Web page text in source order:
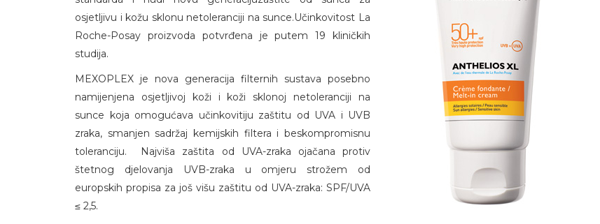
osjetljivu i kožu sklonu netoleranciji na sunce.Učinkovitost La
Roche-Posay proizvoda potvrđena je putem 19 kliničkih
studija.
MEXOPLEX je nova generacija filternih sustava posebno
namijenjena osjetljivoj koži i koži sklonoj netoleranciji na
sunce koja omogućava učinkovitiju zaštitu od UVA i UVB
zraka, smanjen sadržaj kemijskih filtera i beskompromisnu
toleranciju. Najviša zaštita od UVA-zraka ojačana protiv
štetnog djelovanja UVB-zraka u omjeru strožem od
europskih propisa za još višu zaštitu od UVA-zraka: SPF/UVA
≤ 2,5.